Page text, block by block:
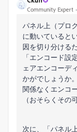
Community Expert
パネル上（プロ
に動いていると
因を切り分ける
「エンコード設
ェアエンコーデ
かがでしょうか
関係なくエンコ
（おそらくその
次に、「パネル